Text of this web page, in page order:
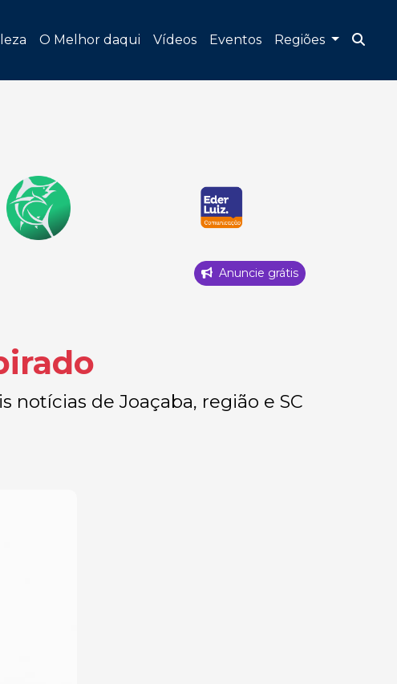
O Melhor daqui Vídeos Eventos Regiões
Anuncie grátis
notícias de Joaçaba, região e SC